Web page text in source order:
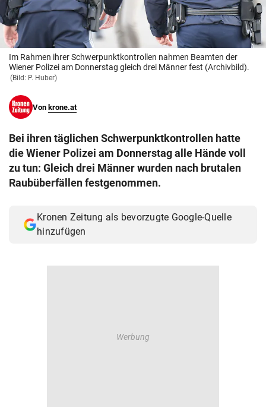
© Krone Multimedia GmbH & Co KG 2026
Muthgasse 2, 1190 Wien
Im Rahmen ihrer Schwerpunktkontrollen nahmen Beamten der
Wiener Polizei am Donnerstag gleich drei Männer fest (Archivbild).
(Bild: P. Huber)
Von krone.at
Bei ihren täglichen Schwerpunktkontrollen hatte
die Wiener Polizei am Donnerstag alle Hände voll
zu tun: Gleich drei Männer wurden nach brutalen
Raubüberfällen festgenommen.
Kronen Zeitung als bevorzugte Google-Quelle
hinzufügen